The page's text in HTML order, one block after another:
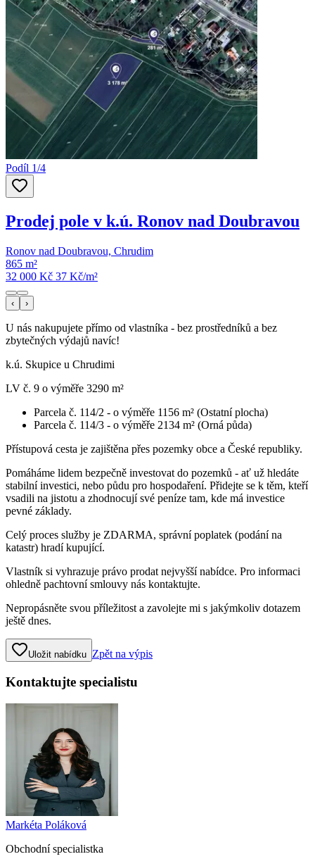
Podíl 1/4
Prodej pole v k.ú. Ronov nad Doubravou
Ronov nad Doubravou, Chrudim
865 m²
32 000 Kč 37 Kč/m²
‹ ›
U nás nakupujete přímo od vlastníka - bez prostředníků a bez
zbytečných výdajů navíc!
k.ú. Skupice u Chrudimi
LV č. 9 o výměře 3290 m²
Parcela č. 114/2 - o výměře 1156 m² (Ostatní plocha)
Parcela č. 114/3 - o výměře 2134 m² (Orná půda)
Přístupová cesta je zajištěna přes pozemky obce a České republiky.
Pomáháme lidem bezpečně investovat do pozemků - ať už hledáte
stabilní investici, nebo půdu pro hospodaření. Přidejte se k těm, kteří
vsadili na jistotu a zhodnocují své peníze tam, kde má investice
pevné základy.
Celý proces služby je ZDARMA, správní poplatek (podání na
katastr) hradí kupující.
Vlastník si vyhrazuje právo prodat nejvyšší nabídce. Pro informaci
ohledně pachtovní smlouvy nás kontaktujte.
Nepropásněte svou příležitost a zavolejte mi s jakýmkoliv dotazem
ještě dnes.
Uložit nabídku Zpět na výpis
Kontaktujte specialistu
Markéta Poláková
Obchodní specialistka